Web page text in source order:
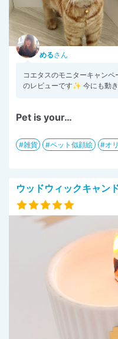
めるさん
コエタスのモニターキャン
のレビューです✨ 今にも動
Pet is your…
雑貨 ペット似顔絵
オ
ウッドウィックキャン